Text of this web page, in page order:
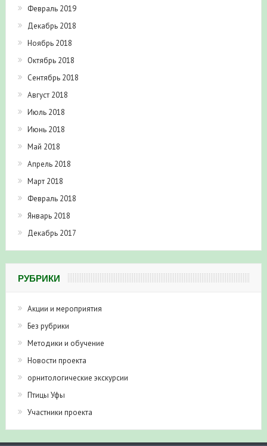
Февраль 2019
Декабрь 2018
Ноябрь 2018
Октябрь 2018
Сентябрь 2018
Август 2018
Июль 2018
Июнь 2018
Май 2018
Апрель 2018
Март 2018
Февраль 2018
Январь 2018
Декабрь 2017
РУБРИКИ
Акции и мероприятия
Без рубрики
Методики и обучение
Новости проекта
орнитологические экскурсии
Птицы Уфы
Участники проекта